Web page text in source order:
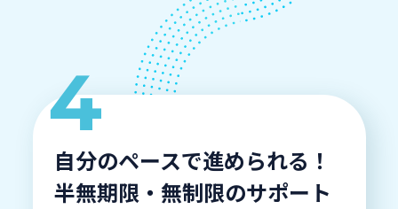
自分のペースで進められる！
半無期限・無制限のサポート